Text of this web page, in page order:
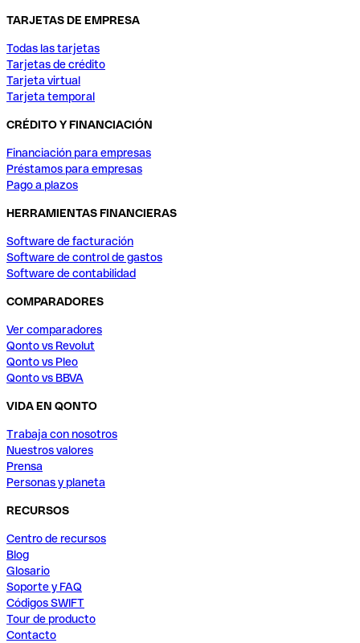
TARJETAS DE EMPRESA
Todas las tarjetas
Tarjetas de crédito
Tarjeta virtual
Tarjeta temporal
CRÉDITO Y FINANCIACIÓN
Financiación para empresas
Préstamos para empresas
Pago a plazos
HERRAMIENTAS FINANCIERAS
Software de facturación
Software de control de gastos
Software de contabilidad
COMPARADORES
Ver comparadores
Qonto vs Revolut
Qonto vs Pleo
Qonto vs BBVA
VIDA EN QONTO
Trabaja con nosotros
Nuestros valores
Prensa
Personas y planeta
RECURSOS
Centro de recursos
Blog
Glosario
Soporte y FAQ
Códigos SWIFT
Tour de producto
Contacto